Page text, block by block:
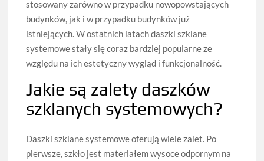
stosowany zarówno w przypadku nowopowstających
budynków, jak i w przypadku budynków już
istniejących. W ostatnich latach daszki szklane
systemowe stały się coraz bardziej popularne ze
względu na ich estetyczny wygląd i funkcjonalność.
Jakie są zalety daszków
szklanych systemowych?
Daszki szklane systemowe oferują wiele zalet. Po
pierwsze, szkło jest materiałem wysoce odpornym na